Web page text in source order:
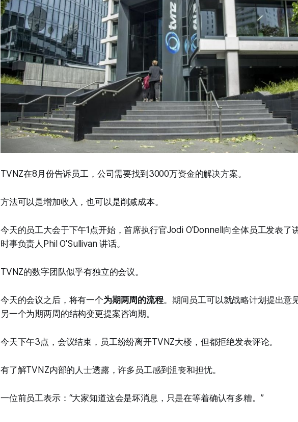
TVNZ在8月份告诉员工，公司需要找到3000万资金的解决方案。
方法可以是增加收入，也可以是削减成本。
今天的员工大会于下午1点开始，首席执行官Jodi O'Donnell向全体员工发表了
时事负责人Phil O'Sullivan 讲话。
TVNZ的数字团队似乎有独立的会议。
今天的会议之后，将有一个为期两周的流程。期间员工可以就战略计划提出意
另一个为期两周的结构变更提案咨询期。
今天下午3点，会议结束，员工纷纷离开TVNZ大楼，但都拒绝发表评论。
有了解TVNZ内部的人士透露，许多员工感到沮丧和担忧。
一位前员工表示：“大家知道这会是坏消息，只是在等着确认有多糟。”